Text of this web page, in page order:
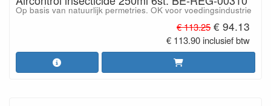
Op basis van natuurlijk permetries. OK voor voedingsindustrie
€ 113.25 € 94.13
€ 113.90 inclusief btw